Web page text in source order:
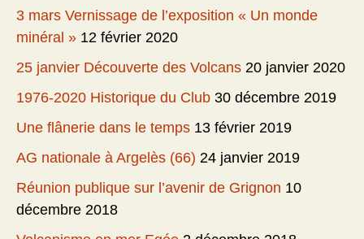
3 mars Vernissage de l’exposition « Un monde
minéral » 12 février 2020
25 janvier Découverte des Volcans 20 janvier 2020
1976-2020 Historique du Club 30 décembre 2019
Une flânerie dans le temps 13 février 2019
AG nationale à Argelès (66) 24 janvier 2019
Réunion publique sur l’avenir de Grignon 10
décembre 2018